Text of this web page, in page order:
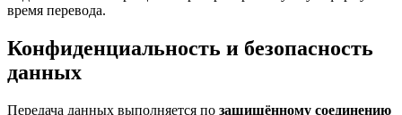
время перевода.
Конфиденциальность и безопасность
данных
Передача данных выполняется по защищённому соединению